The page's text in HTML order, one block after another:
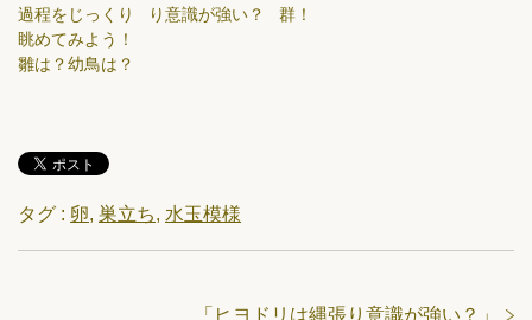
過程をじっくり
眺めてみよう！
雛は？幼鳥は？
り意識が強い？
群！
タグ : 卵, 巣立ち, 水玉模様
「 ヒヨドリは縄張り意識が強い？ 」